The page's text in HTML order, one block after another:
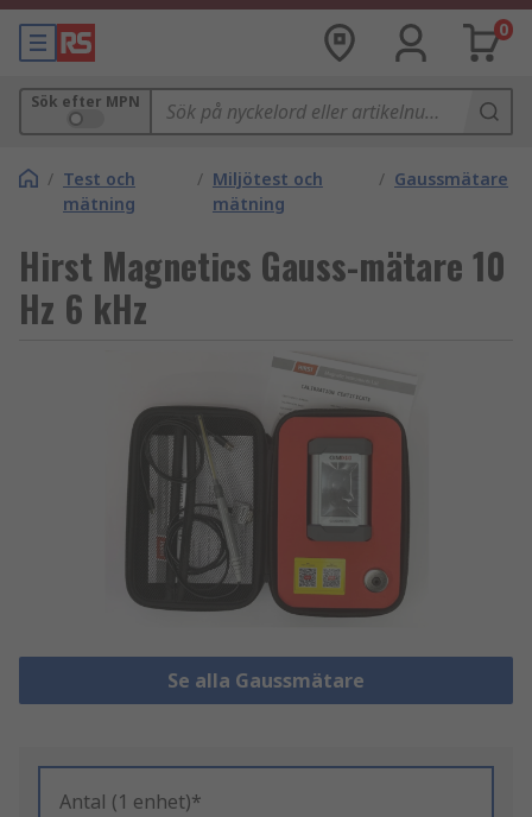
0
Sök efter MPN
/ Test och
mätning
/ Miljötest och
mätning
/ Gaussmätare
Hirst Magnetics Gauss-mätare 10
Hz 6 kHz
Se alla Gaussmätare
Antal (1 enhet)*